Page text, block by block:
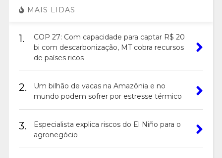
MAIS LIDAS
1.
COP 27: Com capacidade para captar R$ 20
bi com descarbonização, MT cobra recursos
de países ricos
2.
Um bilhão de vacas na Amazônia e no
mundo podem sofrer por estresse térmico
3.
Especialista explica riscos do El Niño para o
agronegócio